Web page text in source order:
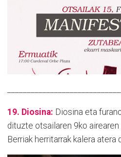
19. Diosina: Diosina eta
dituzte otsailaren 9ko airearen
Berriak herritarrak kalera atera